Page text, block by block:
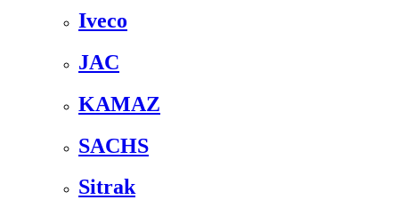
Iveco
JAC
KAMAZ
SACHS
Sitrak